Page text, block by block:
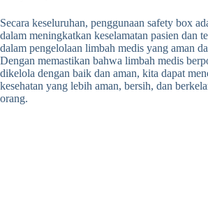
Secara keseluruhan, penggunaan safety box
dalam meningkatkan keselamatan pasien dan
dalam pengelolaan limbah medis yang aman
Dengan memastikan bahwa limbah medis
dikelola dengan baik dan aman, kita dapat
kesehatan yang lebih aman, bersih, dan
orang.